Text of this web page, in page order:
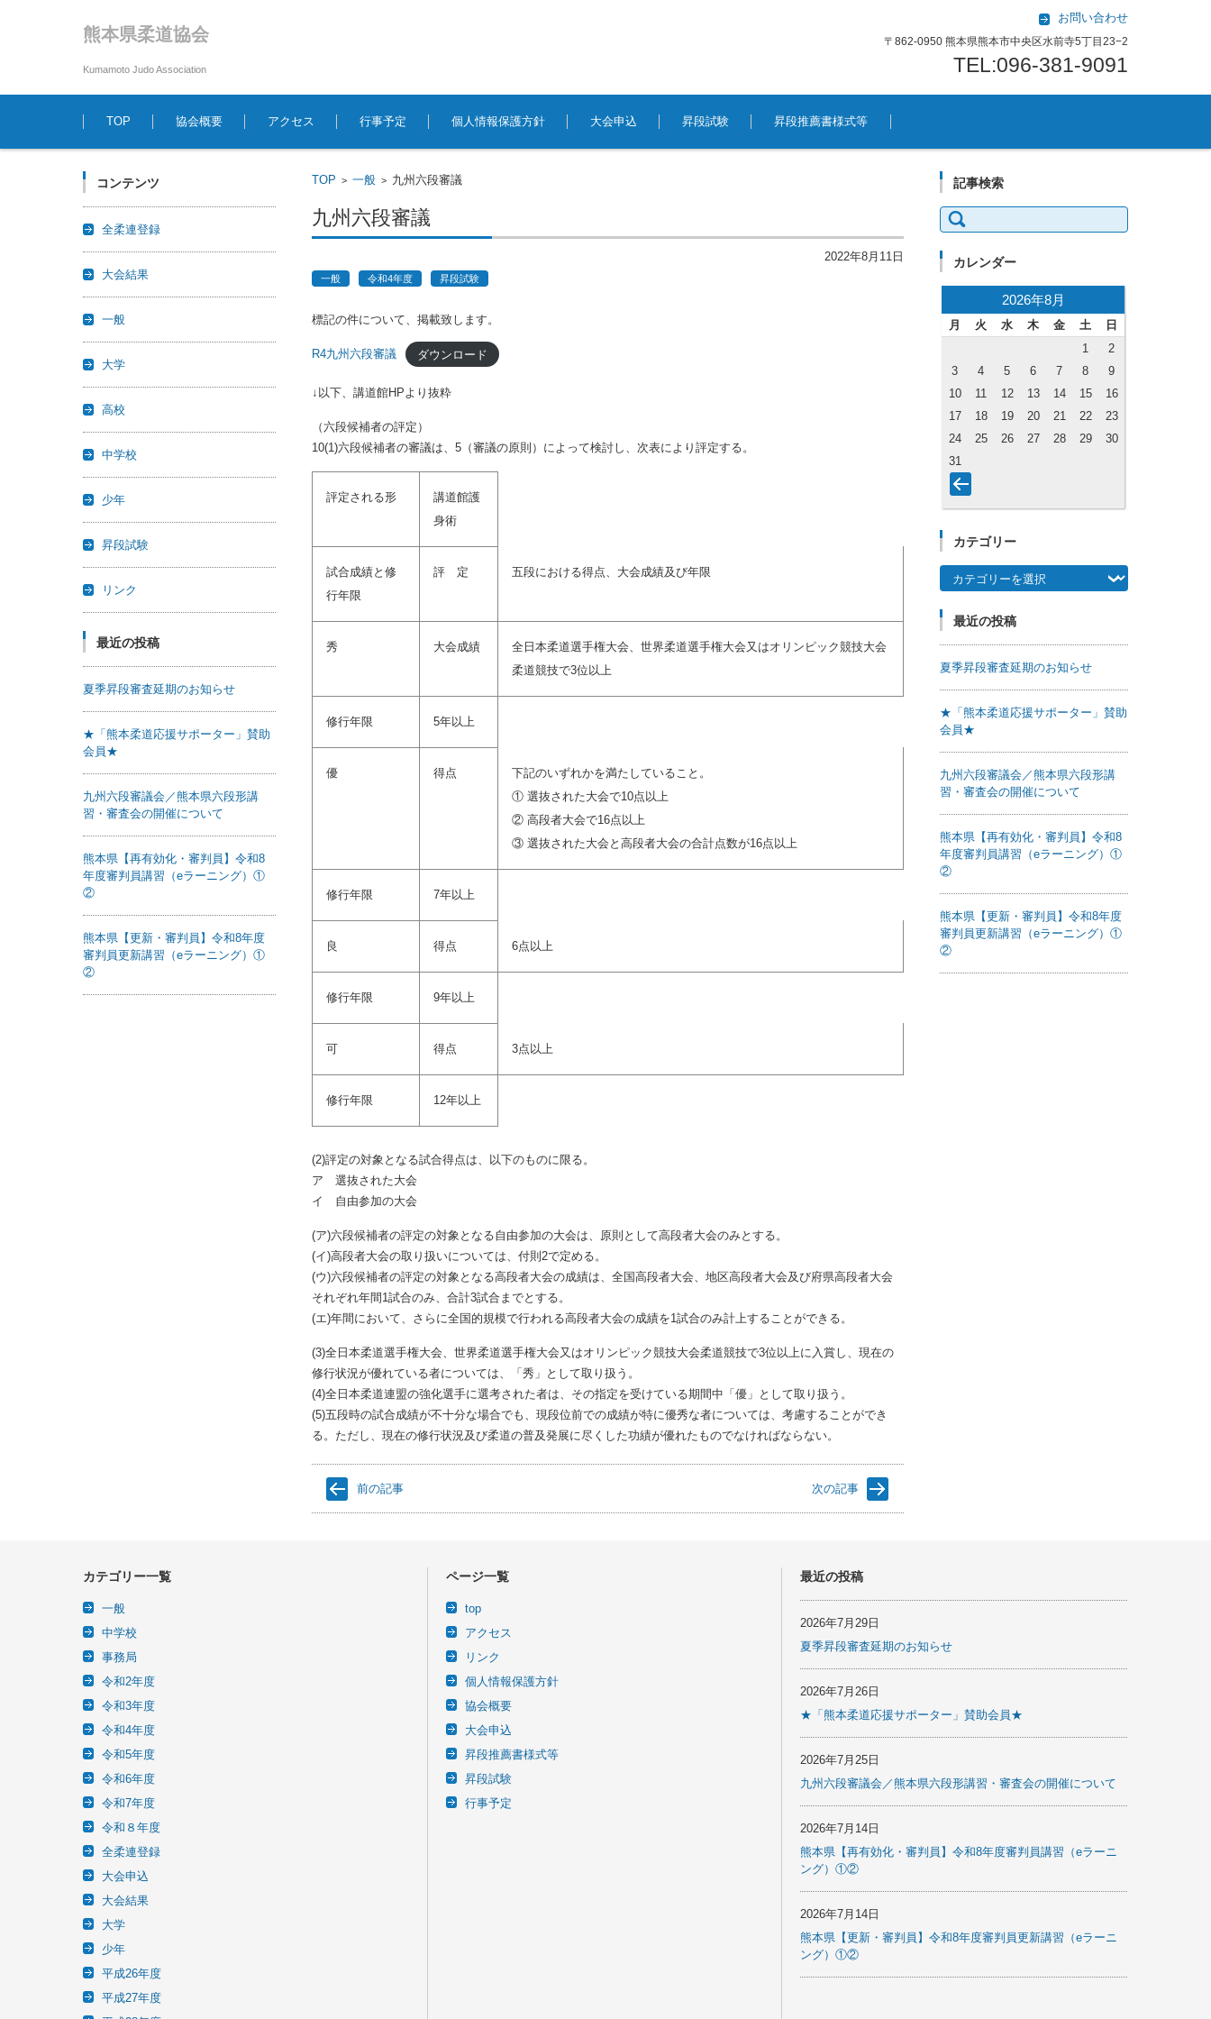
熊本県柔道協会
Kumamoto Judo Association
お問い合わせ
〒862-0950 熊本県熊本市中央区水前寺5丁目23−2
TEL:096-381-9091
コンテンツに移動
TOP
協会概要 アクセス 行事予定 個人情報保護方針 大会申込 昇段試験 昇段推薦書様式等
TOP >一般 > 九州六段審議
九州六段審議
2022年8月11日
一般 令和4年度 昇段試験
標記の件について、掲載致します。
R4九州六段審議 ダウンロード
↓以下、講道館HPより抜粋
（六段候補者の評定）
10(1)六段候補者の審議は、5（審議の原則）によって検討し、次表により評定する。
評定される形
講道館護
身術
試合成績と修
行年限
評 定 五段における得点、大会成績及び年限
秀 大会成績
全日本柔道選手権大会、世界柔道選手権大会又はオリンピック競技大会
柔道競技で3位以上
修行年限 5年以上
優 得点
下記のいずれかを満たしていること。
① 選抜された大会で10点以上
② 高段者大会で16点以上
③ 選抜された大会と高段者大会の合計点数が16点以上
修行年限 7年以上
良 得点 6点以上
修行年限 9年以上
可 得点 3点以上
修行年限 12年以上
(2)評定の対象となる試合得点は、以下のものに限る。
ア 選抜された大会
イ 自由参加の大会
(ア)六段候補者の評定の対象となる自由参加の大会は、原則として高段者大会のみとする。
(イ)高段者大会の取り扱いについては、付則2で定める。
(ウ)六段候補者の評定の対象となる高段者大会の成績は、全国高段者大会、地区高段者大会及び府県高段者大会
それぞれ年間1試合のみ、合計3試合までとする。
(エ)年間において、さらに全国的規模で行われる高段者大会の成績を1試合のみ計上することができる。
(3)全日本柔道選手権大会、世界柔道選手権大会又はオリンピック競技大会柔道競技で3位以上に入賞し、現在の
修行状況が優れている者については、「秀」として取り扱う。
(4)全日本柔道連盟の強化選手に選考された者は、その指定を受けている期間中「優」として取り扱う。
(5)五段時の試合成績が不十分な場合でも、現段位前での成績が特に優秀な者については、考慮することができ
る。ただし、現在の修行状況及び柔道の普及発展に尽くした功績が優れたものでなければならない。
前の記事 次の記事
コンテンツ
全柔連登録
大会結果
一般
大学
高校
中学校
少年
昇段試験
リンク
最近の投稿
夏季昇段審査延期のお知らせ
★「熊本柔道応援サポーター」賛助
会員★
九州六段審議会／熊本県六段形講
習・審査会の開催について
熊本県【再有効化・審判員】令和8
年度審判員講習（eラーニング）①
②
熊本県【更新・審判員】令和8年度
審判員更新講習（eラーニング）①
②
記事検索
検索:
カレンダー
2026年8月
月 火 水 木 金 土
日
1
2
3
4 5 6 7 8
9
10
11 12 13 14 15
16
17
18 19 20 21 22
23
24
25 26 27 28 29
30
31
カテゴリー
カテゴリー
最近の投稿
夏季昇段審査延期のお知らせ
★「熊本柔道応援サポーター」賛助
会員★
九州六段審議会／熊本県六段形講
習・審査会の開催について
熊本県【再有効化・審判員】令和8
年度審判員講習（eラーニング）①
②
熊本県【更新・審判員】令和8年度
審判員更新講習（eラーニング）①
②
カテゴリー一覧
一般
中学校
事務局
令和2年度
令和3年度
令和4年度
令和5年度
令和6年度
令和7年度
令和８年度
全柔連登録
大会申込
大会結果
大学
少年
平成26年度
平成27年度
ページ一覧
top
アクセス
リンク
個人情報保護方針
協会概要
大会申込
昇段推薦書様式等
昇段試験
行事予定
最近の投稿
2026年7月29日
夏季昇段審査延期のお知らせ
2026年7月26日
★「熊本柔道応援サポーター」賛助会員★
2026年7月25日
九州六段審議会／熊本県六段形講習・審査会の開催について
2026年7月14日
熊本県【再有効化・審判員】令和8年度審判員講習（eラーニ
ング）①②
2026年7月14日
熊本県【更新・審判員】令和8年度審判員更新講習（eラーニ
ング）①②